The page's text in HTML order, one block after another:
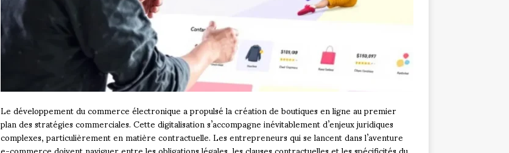
Le développement du commerce électronique a propulsé la création de boutiques en ligne au premier
plan des stratégies commerciales. Cette digitalisation s’accompagne inévitablement d’enjeux juridiques
complexes, particulièrement en matière contractuelle. Les entrepreneurs qui se lancent dans l’aventure